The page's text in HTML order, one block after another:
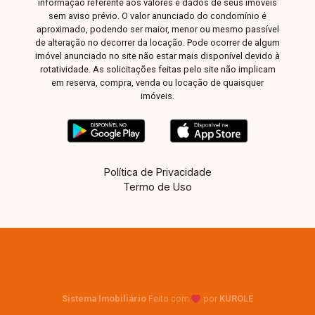
informações e agende sua visita para conhecer
todos os detalhes deste imóvel.
informação referente aos valores e dados de seus imóveis
sem aviso prévio. O valor anunciado do condomínio é
aproximado, podendo ser maior, menor ou mesmo passível
de alteração no decorrer da locação. Pode ocorrer de algum
imóvel anunciado no site não estar mais disponível devido à
rotatividade. As solicitações feitas pelo site não implicam
em reserva, compra, venda ou locação de quaisquer
imóveis.
Política de Privacidade
Termo de Uso
Sistema Imobiliário Feito com por KUROLE